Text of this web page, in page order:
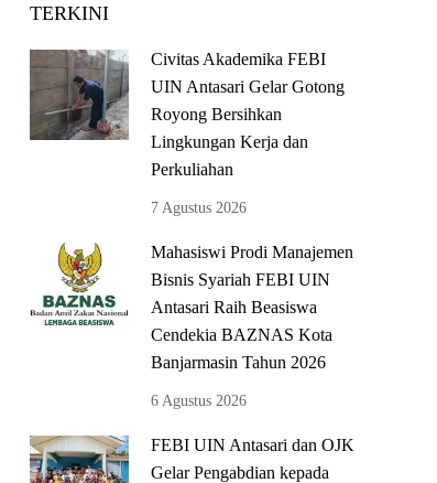
TERKINI
Civitas Akademika FEBI
UIN Antasari Gelar Gotong
Royong Bersihkan
Lingkungan Kerja dan
Perkuliahan
7 Agustus 2026
Mahasiswi Prodi Manajemen
Bisnis Syariah FEBI UIN
Antasari Raih Beasiswa
Cendekia BAZNAS Kota
Banjarmasin Tahun 2026
6 Agustus 2026
FEBI UIN Antasari dan OJK
Gelar Pengabdian kepada